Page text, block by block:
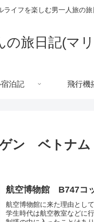
ライフを楽しむ男一人旅の
の旅日記(マ
泊記 飛行機
ン ベトナ
航空博物館 B747コ
航空博物館に来た理由とし
学生時代は航空教室などに